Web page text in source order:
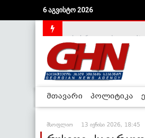
6 აგვისტო 2026
მთავარი პოლიტიკა
მსოფლიო 13 ივნისი 2026, 18:45